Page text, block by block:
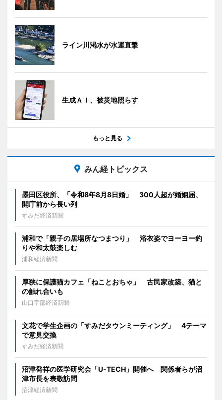
ライン川渇水が水運直撃
生成ＡＩ、被災地照らす
もっと見る
みん経トピックス
墨田区役所、「令和8年8月8日婚」 300人超が婚姻届、
開庁前から長い列
すみだ経済新聞
浦和で「親子の居場所なつまつり」 浴衣姿でヨーヨー釣
りや和太鼓楽しむ
浦和経済新聞
厚狭に保護猫カフェ「ねことおちゃ」 古民家改築、猫と
の触れ合いも
山口宇部経済新聞
文花で学生企画の「すみだタウンミーティング」 4テーマ
で意見交換
すみだ経済新聞
沼津発祥の医学研究会「U-TECH」開催へ 関係者らが沼
津市長を表敬訪問
沼津経済新聞